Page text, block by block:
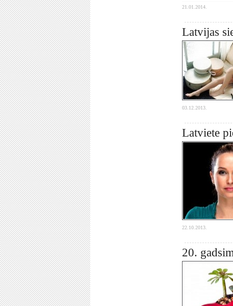
21.01.2014.
Latvijas
03.12.2013.
Latviete
22.10.2013.
20.